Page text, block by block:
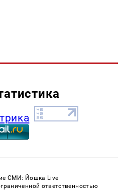
СМИ: Йошка Live
ответственностью